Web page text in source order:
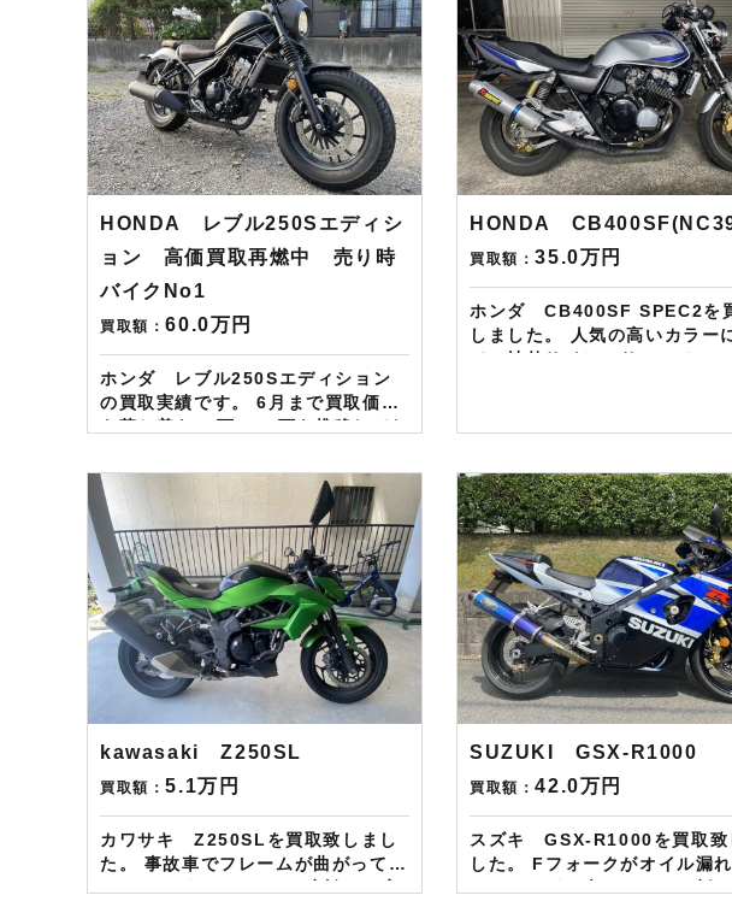
ドットコムではキャンペーンとして
次回Amazonギフトカード1万円分
が必ずもらえるスペシャルカードを
贈呈中です。2台目から半永続的に
使えますし何とご紹介頂いても適用
となります。無事成約しましたら
Amazonギフト券を贈呈致しま
す！！！ ※但し50㏄以下の原付は
ます！！！
分を進呈しております！ さらに特典
として↓↓↓ 現在バイク査定ドットコ
ムではキャンペーンとして次回
Amazonギフトカード1万円分
ずもらえるスペシャルカード
中です。2台目から半永続的に
ますし何とご紹介頂いても適
ります。無事成約しましたら
す！！！ ※但し50㏄以下の原付は
除く。皆様のご用命お待ちして
HONDA レブル250Sエディシ
ョン 高価買取再燃中 売り時
バイクNo1
買取額：60.0万円
ホンダ レブル250Sエディション
の買取実績です。 6月まで買取価格
ます。 価格も50万から65万まで買
取価格はあがってきております。 さ
らにレブルカスタムで有名なディア
ブロ製カウル装着車などは75万まで
の実績があります。 レブルの買取な
らバイク査定ドットコムにお任せく
ださい！！！ ——————– 現在
LINE・HP・FB・Instagramから
ご依頼のお客様にAmazonギフトカ
ード１万分を進呈しております！ さ
ドットコムではキャンペーンとして
次回Amazonギフトカード1万円分
が必ずもらえるスペシャルカードを
贈呈中です。2台目から半永続的に
使えますし何とご紹介頂いても適用
となります。無事成約しましたら
Amazonギフト券を贈呈致しま
HONDA
買取額：35.0万円
ホンダ CB400SF SPEC2を
しました。 人気の高いカラーに加え
LINE・HP・FB・Instagram
ード１万分を進呈しております
らに特典として↓↓↓ 現在バイク査定
ドットコムではキャンペーン
次回Amazonギフトカード1万
が必ずもらえるスペシャルカ
贈呈中です。2台目から半永続
使えますし何とご紹介頂いて
となります。無事成約しまし
Amazonギフト券を贈呈致し
す！！！ ※但し50㏄以下の原付は
除く。皆様のご用命お待ちし
ます！！！
kawasaki Z250SL
買取額：5.1万円
カワサキ Z250SLを買取致しまし
た。 事故車でフレームが曲がってお
SUZUKI GSX-R1000
買取額：42.0万円
スズキ GSX-R1000を買取致
した。 Fフォークがオイル漏れして